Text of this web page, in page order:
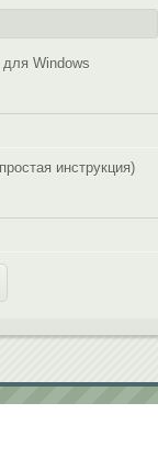
Windows
инструкция)